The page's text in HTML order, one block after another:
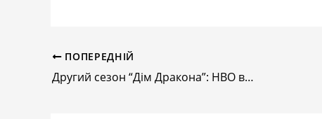
ПОПЕРЕДНІЙ
Другий сезон “Дім Дракона”: HBO випустило одразу два трейлера